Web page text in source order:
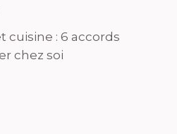
cuisine : 6 accords
chez soi